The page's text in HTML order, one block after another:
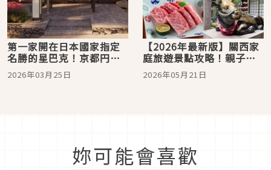
第一家開在日本國家指定
名勝的星巴克！京都円山
公園超美概念店3月30日開
幕
2026年03月25日
【2026年最新版】關西家
庭旅遊景點攻略！親子三
天兩夜行程懶人包，京都
大阪自由行就看這篇
2026年05月21日
妳可能會喜歡